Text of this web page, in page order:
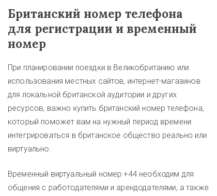
Британский номер телефона
для регистрации и временный
номер
При планировании поездки в Великобританию или
использования местных сайтов, интернет-магазинов
для локальной британской аудитории и других
ресурсов, важно купить британский номер телефона,
который поможет вам на нужный период времени
интегрироваться в британское общество реально или
виртуально.
Временный виртуальный номер +44 необходим для
общения с работодателями и арендодателями, а также